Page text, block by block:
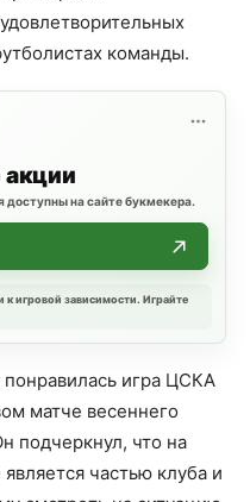
команды.
доступны на сайте букмекера.
к игровой зависимости. Играйте
игра ЦСКА
матче весеннего
подчеркнул, что на
частью клуба и